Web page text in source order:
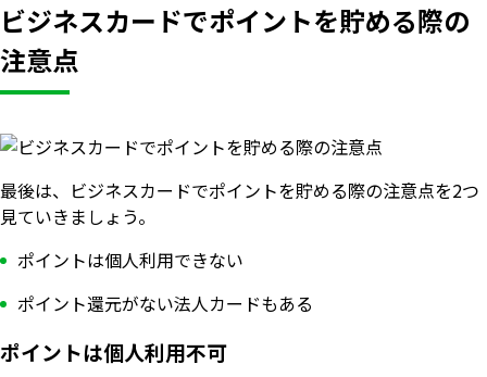
ビジネスカードでポイントを貯める際の
注意点
最後は、ビジネスカードでポイントを貯める際の注意点を2つ
見ていきましょう。
ポイントは個人利用できない
ポイント還元がない法人カードもある
ポイントは個人利用不可